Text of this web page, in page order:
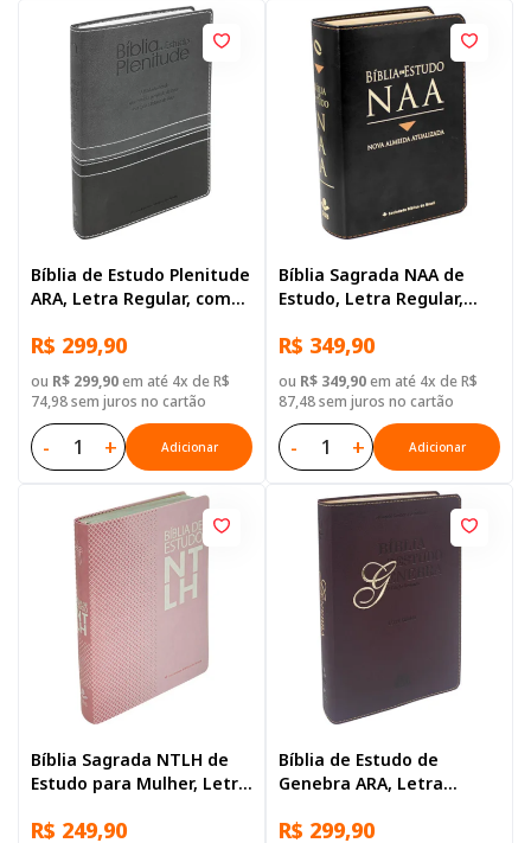
Bíblia de Estudo Plenitude
ARA, Letra Regular, com
Couro Sintético Preta
R$ 299,90
ou R$ 299,90em até 4x de R$
74,98 sem juros no cartão
- + Adicionar
Bíblia Sagrada NAA de
Estudo, Letra Regular,
Grande, Capa Couro
Sintético Preta
R$ 349,90
ou R$ 349,90em até 4x de R$
87,48 sem juros no cartão
- + Adicionar
Bíblia Sagrada NTLH de
Estudo para Mulher, Letra
Couro Sintético Rosa
R$ 249,90
Bíblia de Estudo de
Genebra ARA, Letra
Couro Sintético Vinho
R$ 299,90